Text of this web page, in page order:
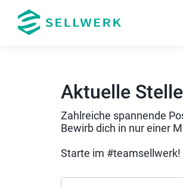
Aktuelle
Zahlreiche spannende
Bewirb dich in nur einer
Starte im #teamsellwerk!